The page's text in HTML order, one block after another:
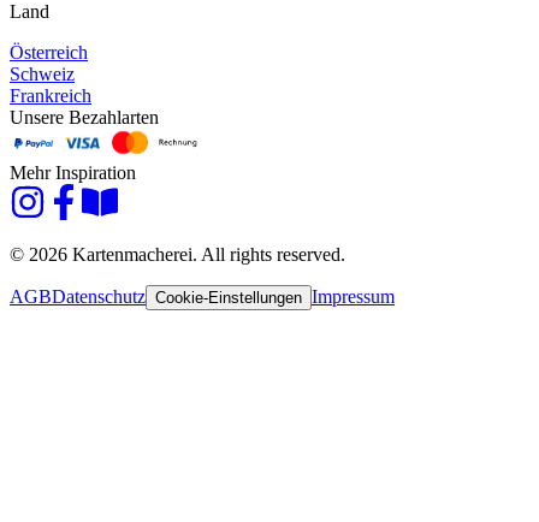
Land
Österreich
Schweiz
Frankreich
Unsere Bezahlarten
Mehr Inspiration
© 2026 Kartenmacherei. All rights reserved.
AGBDatenschutz Cookie-Einstellungen Impressum